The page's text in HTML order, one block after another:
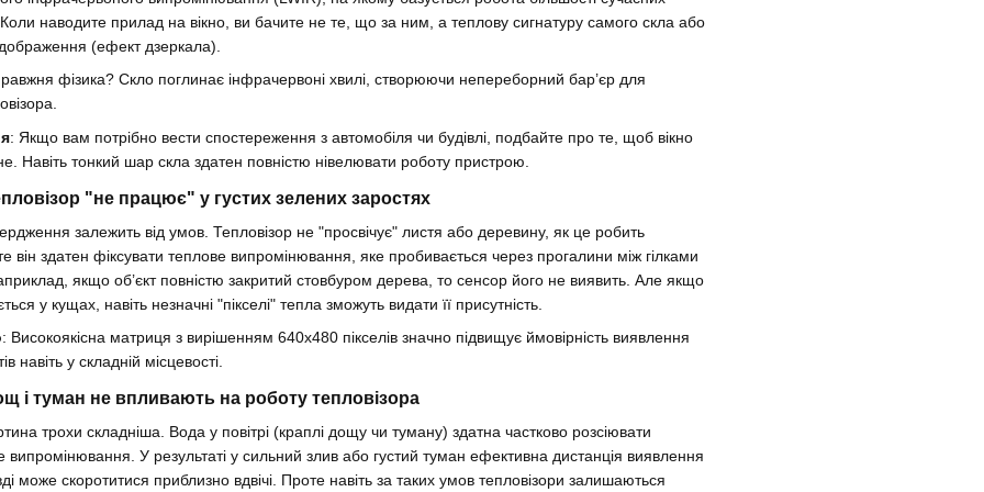
Коли наводите прилад на вікно, ви бачите не те, що за ним, а теплову сигнатуру самого скла або
(ефект дзеркала).
фізика? Скло поглинає інфрачервоні хвилі, створюючи непереборний бар’єр для
: Якщо вам потрібно вести спостереження з автомобіля чи будівлі, подбайте про те, щоб вікно
Навіть тонкий шар скла здатен повністю нівелювати роботу пристрою.
"не працює" у густих зелених заростях
залежить від умов. Тепловізор не "просвічує" листя або деревину, як це робить
він здатен фіксувати теплове випромінювання, яке пробивається через прогалини між гілками
якщо об’єкт повністю закритий стовбуром дерева, то сенсор його не виявить. Але якщо
у кущах, навіть незначні "пікселі" тепла зможуть видати її присутність.
: Високоякісна матриця з вирішенням 640х480 пікселів значно підвищує ймовірність виявлення
навіть у складній місцевості.
і туман не впливають на роботу тепловізора
трохи складніша. Вода у повітрі (краплі дощу чи туману) здатна частково розсіювати
випромінювання. У результаті у сильний злив або густий туман ефективна дистанція виявлення
може скоротитися приблизно вдвічі. Проте навіть за таких умов тепловізори залишаються